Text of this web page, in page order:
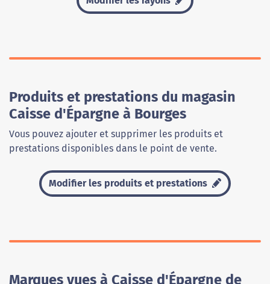
Produits et prestations du magasin
Caisse d'Épargne à Bourges
Vous pouvez ajouter et supprimer les produits et
prestations disponibles dans le point de vente.
Modifier les produits et prestations
Marques vues à Caisse d'Épargne de